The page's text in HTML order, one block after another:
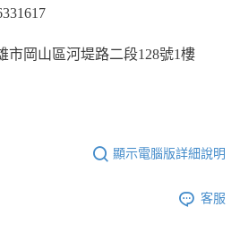
市岡山區河堤路二段128號1樓
顯示電腦版詳細說明
客服